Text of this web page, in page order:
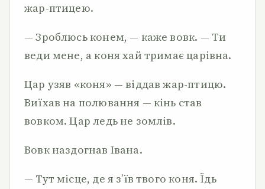
жар-птицею.
— Зроблюсь конем, — каже вовк. — Ти
веди мене, а коня хай тримає царівна.
Цар узяв «коня» — віддав жар-птицю.
Виїхав на полювання — кінь став
вовком. Цар ледь не зомлів.
Вовк наздогнав Івана.
— Тут місце, де я з’їв твого коня. Їдь